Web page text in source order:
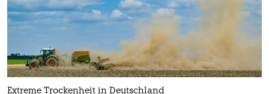
Extreme Trockenheit in Deutschland